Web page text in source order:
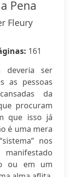
Pena
Fleury
161
deveria ser
as pessoas
da
procuram
que isso já
é uma mera
nos
ou em um